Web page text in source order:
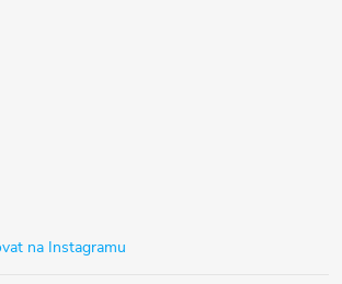
na Instagramu